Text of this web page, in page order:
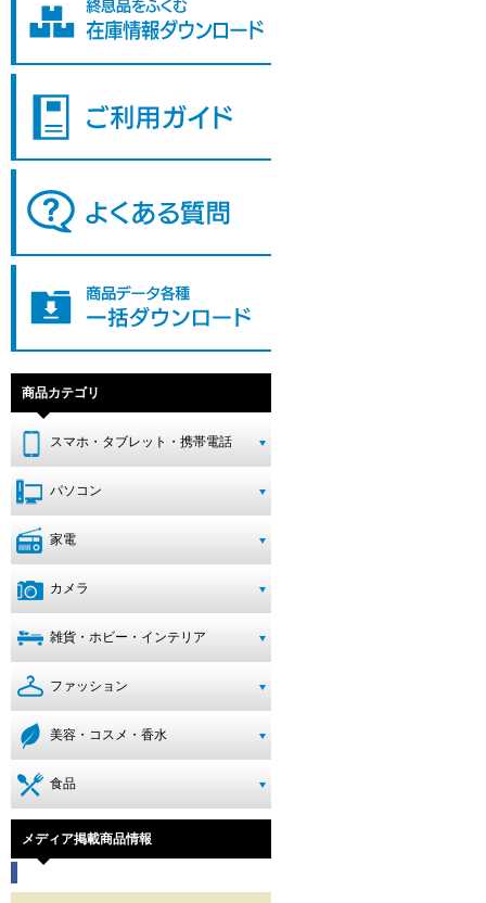
商品カテゴリ
スマホ・タブレット・携帯電話
パソコン
家電
カメラ
雑貨・ホビー・インテリア
ファッション
美容・コスメ・香水
食品
メディア掲載商品情報